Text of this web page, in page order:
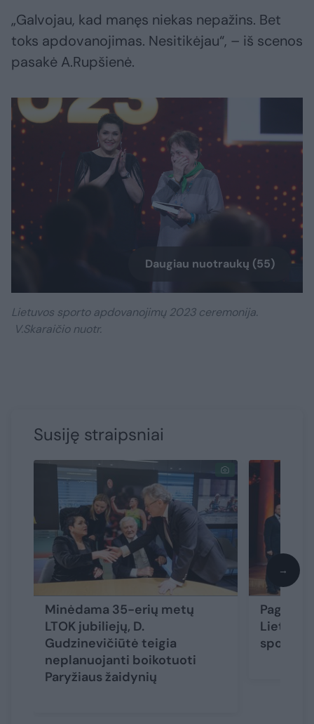
„Galvojau, kad manęs niekas nepažins. Bet
toks apdovanojimas. Nesitikėjau“, – iš scenos
pasakė A.Rupšienė.
Daugiau nuotraukų (55)
Lietuvos sporto apdovanojimų 2023 ceremonija.
V.Skaraičio nuotr.
Susiję straipsniai
Minėdama 35-erių metų
LTOK jubiliejų, D.
Gudzinevičiūtė teigia
neplanuojanti boikotuoti
Paryžiaus žaidynių
→